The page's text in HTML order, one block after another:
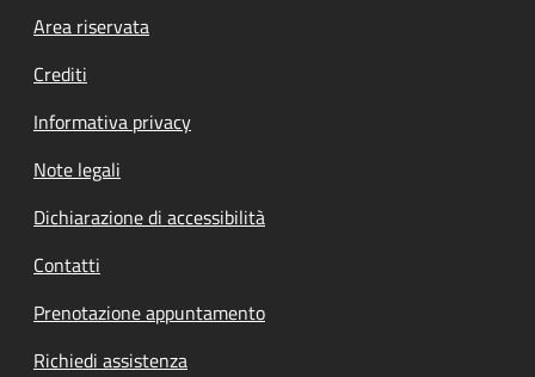
Footer menu
Area riservata
Crediti
Informativa privacy
Note legali
Dichiarazione di accessibilità
Contatti
Prenotazione appuntamento
Richiedi assistenza